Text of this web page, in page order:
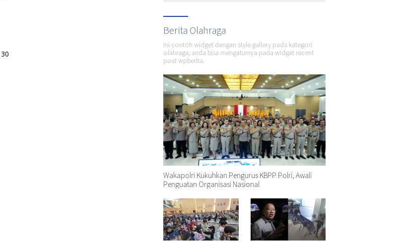
Berita Olahraga
Ini contoh widget dengan style gallery pada kategori
olahraga, anda bisa mengaturnya pada widget recent
post wpberita.
Wakapolri Kukuhkan Pengurus KBPP Polri, Awali
Penguatan Organisasi Nasional